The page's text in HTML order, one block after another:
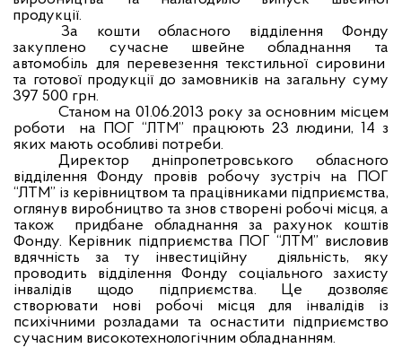
продукції.
За кошти обласного відділення Фонду
закуплено сучасне швейне обладнання та
автомобіль для перевезення текстильної сировини
та готової продукції до замовників на загальну суму
397 500 грн.
Станом на 01.06.2013 року за основним місцем
роботи
на ПОГ “ЛТМ” працюють 23 людини, 14 з
яких мають особливі потреби.
Директор дніпропетровського обласного
відділення Фонду провів робочу зустріч на ПОГ
“ЛТМ” із керівництвом та працівниками підприємства,
оглянув виробництво та знов створені робочі місця, а
також
придбане обладнання за рахунок коштів
Фонду. Керівник підприємства ПОГ “ЛТМ” висловив
вдячність за ту інвестиційну
діяльність, яку
проводить відділення Фонду соціального захисту
інвалідів щодо підприємства. Це дозволяє
створювати нові робочі місця для інвалідів із
психічними розладами та оснастити підприємство
сучасним високотехнологічним обладнанням.